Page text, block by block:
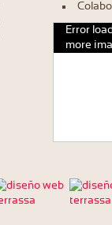
Error
more